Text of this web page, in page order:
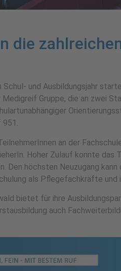
die
und Ausbildungsjahr
Medigreif Gruppe, die an zwei
951.
an der
Hoher Zulauf konnte
Den höchsten Neuzugang
als Pflege­fachkräfte
bietet für ihre
auch